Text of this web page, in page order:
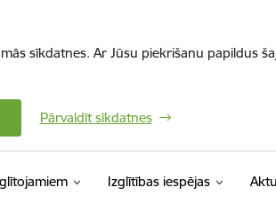
sīkdatnes. Ar Jūsu piekrišanu papildus
Pārvaldīt sīkdatnes
Izglītības iespējas